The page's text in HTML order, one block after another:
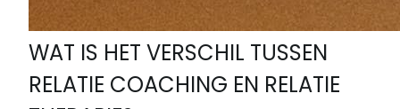
WAT IS HET VERSCHIL TUSSEN
RELATIE COACHING EN RELATIE